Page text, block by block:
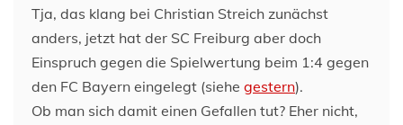
Tja, das klang bei Christian Streich zunächst
anders, jetzt hat der SC Freiburg aber doch
Einspruch gegen die Spielwertung beim 1:4 gegen
den FC Bayern eingelegt (siehe gestern).
Ob man sich damit einen Gefallen tut? Eher nicht,